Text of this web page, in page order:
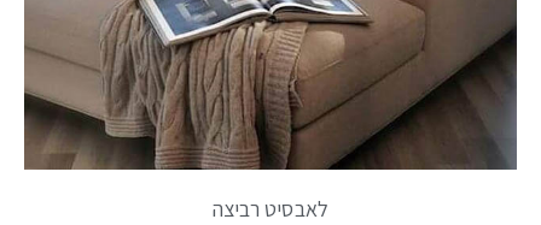
לאבסיט רביצה